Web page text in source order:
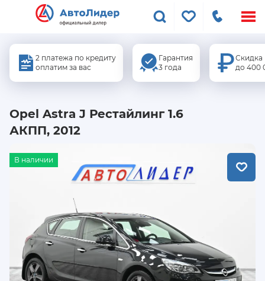
2 платежа по кредиту
оплатим за вас
Гарантия
3 года
Скидка
до 400
Opel Astra J Рестайлинг 1.6
АКПП, 2012
В наличии